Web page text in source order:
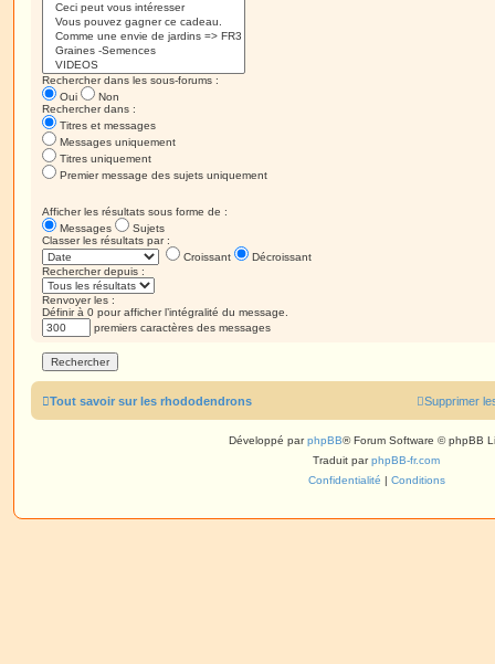
Rechercher dans les sous-forums :
Oui
Non
Rechercher dans :
Titres et messages
Messages uniquement
Titres uniquement
Premier message des sujets uniquement
Afficher les résultats sous forme de :
Messages
Sujets
Classer les résultats par :
Croissant
Décroissant
Rechercher depuis :
Renvoyer les :
Définir à 0 pour afficher l’intégralité du message.
premiers caractères des messages
Tout savoir sur les rhododendrons Supprimer
Développé parphpBB® Forum Software © phpBB
Traduit parphpBB-fr.com
Confidentialité | Conditions